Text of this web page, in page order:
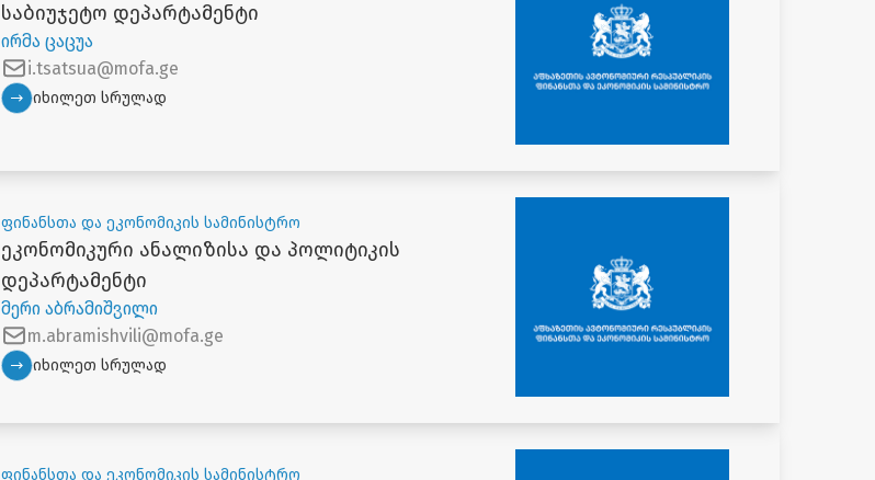
საბიუჯეტო დეპარტამენტი
ირმა ცაცუა
i.tsatsua@mofa.ge
იხილეთ სრულად
ფინანსთა და ეკონომიკის სამინისტრო
ეკონომიკური ანალიზისა და პოლიტიკის
დეპარტამენტი
მერი აბრამიშვილი
m.abramishvili@mofa.ge
იხილეთ სრულად
ფინანსთა და ეკონომიკის სამინისტრო